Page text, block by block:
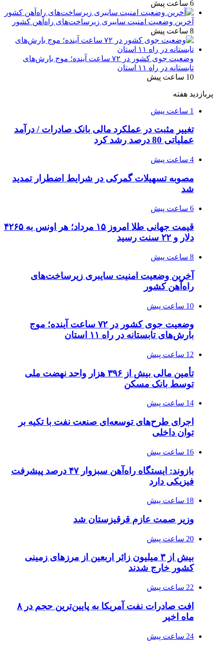
6 ساعت پیش
آخرین وضعیت امنیت سایبری زیرساخت‌های راه‌آهن کشور
8 ساعت پیش
وضعیت جوی کشور در ۷۲ ساعت آینده؛ موج بارش‌های
تابستانه در راه ۱۱ استان
10 ساعت پیش
پربازدید هفته
1 ساعت پیش
تغییر مثبت در عملکرد مالی بانک صادرات / درآمد
عملیاتی 80 درصد رشد کرد
4 ساعت پیش
مصوبه تسهیلات گمرکی در شرایط اضطرار تمدید
شد
6 ساعت پیش
قیمت جهانی طلا امروز ۱۵ مرداد؛ هر اونس به ۴۲۶۵
دلار و ۲۲ سنت رسید
8 ساعت پیش
آخرین وضعیت امنیت سایبری زیرساخت‌های
راه‌آهن کشور
10 ساعت پیش
وضعیت جوی کشور در ۷۲ ساعت آینده؛ موج
بارش‌های تابستانه در راه ۱۱ استان
12 ساعت پیش
تأمین مالی بیش از ۳۹۶ هزار واحد نهضت ملی
توسط بانک مسکن
14 ساعت پیش
اجرای طرح‌های توسعه‌ای صنعت نفت با تکیه بر
توان داخلی
16 ساعت پیش
بازوند: ایستگاه راه‌آهن سبزوار ۴۷ درصد پیشرفت
فیزیکی دارد
18 ساعت پیش
وزیر صمت عازم قرقیزستان شد
20 ساعت پیش
بیش از ۳ میلیون زائر اربعین از مرزهای زمینی
کشور خارج شدند
22 ساعت پیش
افت صادرات نفت آمریکا به پایین‌ترین حجم در ۸
ماه اخیر
24 ساعت پیش